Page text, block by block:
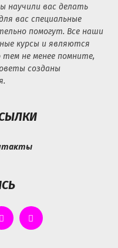
научили вас делать
вас специальные
помогут. Все наши
курсы и являются
тем не менее помните,
созданы